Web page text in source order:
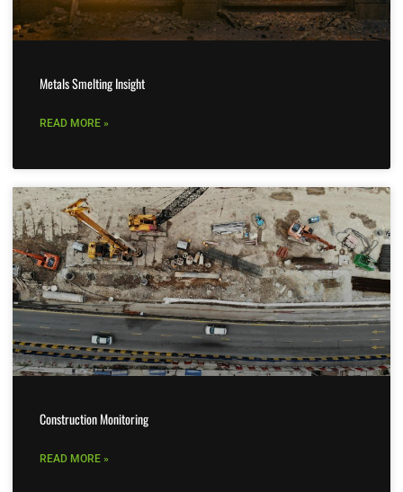
Metals Smelting Insight
READ MORE »
Construction Monitoring
READ MORE »